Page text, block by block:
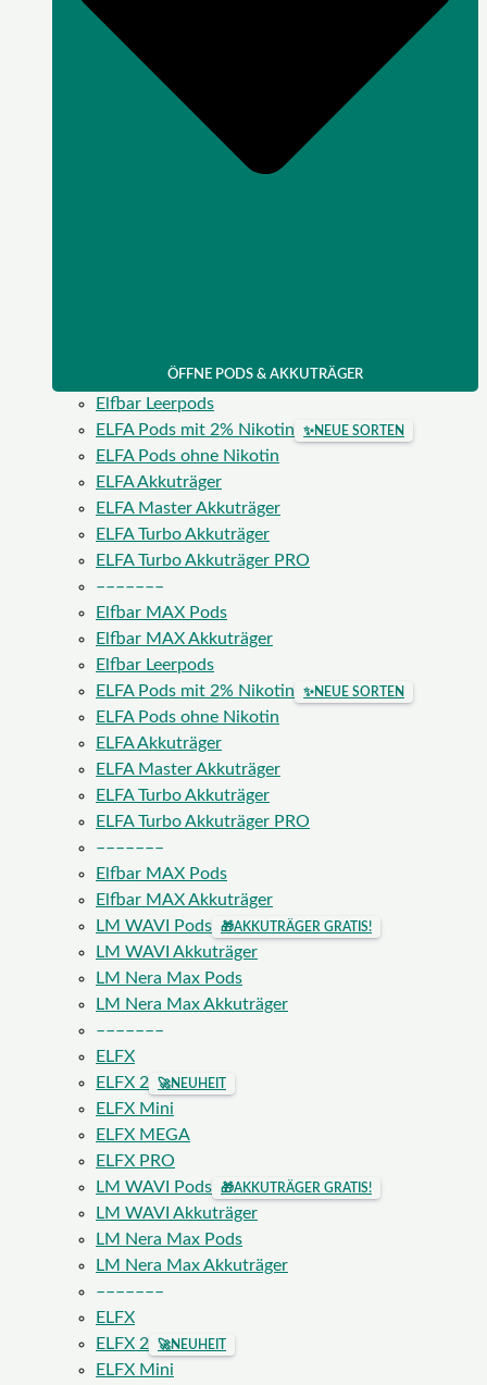
ÖFFNE PODS & AKKUTRÄGER
Elfbar Leerpods
ELFA Pods mit 2% Nikotin
✨NEUE SORTEN
ELFA Pods ohne Nikotin
ELFA Akkuträger
ELFA Master Akkuträger
ELFA Turbo Akkuträger
ELFA Turbo Akkuträger PRO
–––––––
Elfbar MAX Pods
Elfbar MAX Akkuträger
Elfbar Leerpods
ELFA Pods mit 2% Nikotin
✨NEUE SORTEN
ELFA Pods ohne Nikotin
ELFA Akkuträger
ELFA Master Akkuträger
ELFA Turbo Akkuträger
ELFA Turbo Akkuträger PRO
–––––––
Elfbar MAX Pods
Elfbar MAX Akkuträger
LM WAVI Pods
🎁AKKUTRÄGER GRATIS!
LM WAVI Akkuträger
LM Nera Max Pods
LM Nera Max Akkuträger
–––––––
ELFX
ELFX 2
🚀NEUHEIT
ELFX Mini
ELFX MEGA
ELFX PRO
LM WAVI Pods
🎁AKKUTRÄGER GRATIS!
LM WAVI Akkuträger
LM Nera Max Pods
LM Nera Max Akkuträger
–––––––
ELFX
ELFX 2
🚀NEUHEIT
ELFX Mini